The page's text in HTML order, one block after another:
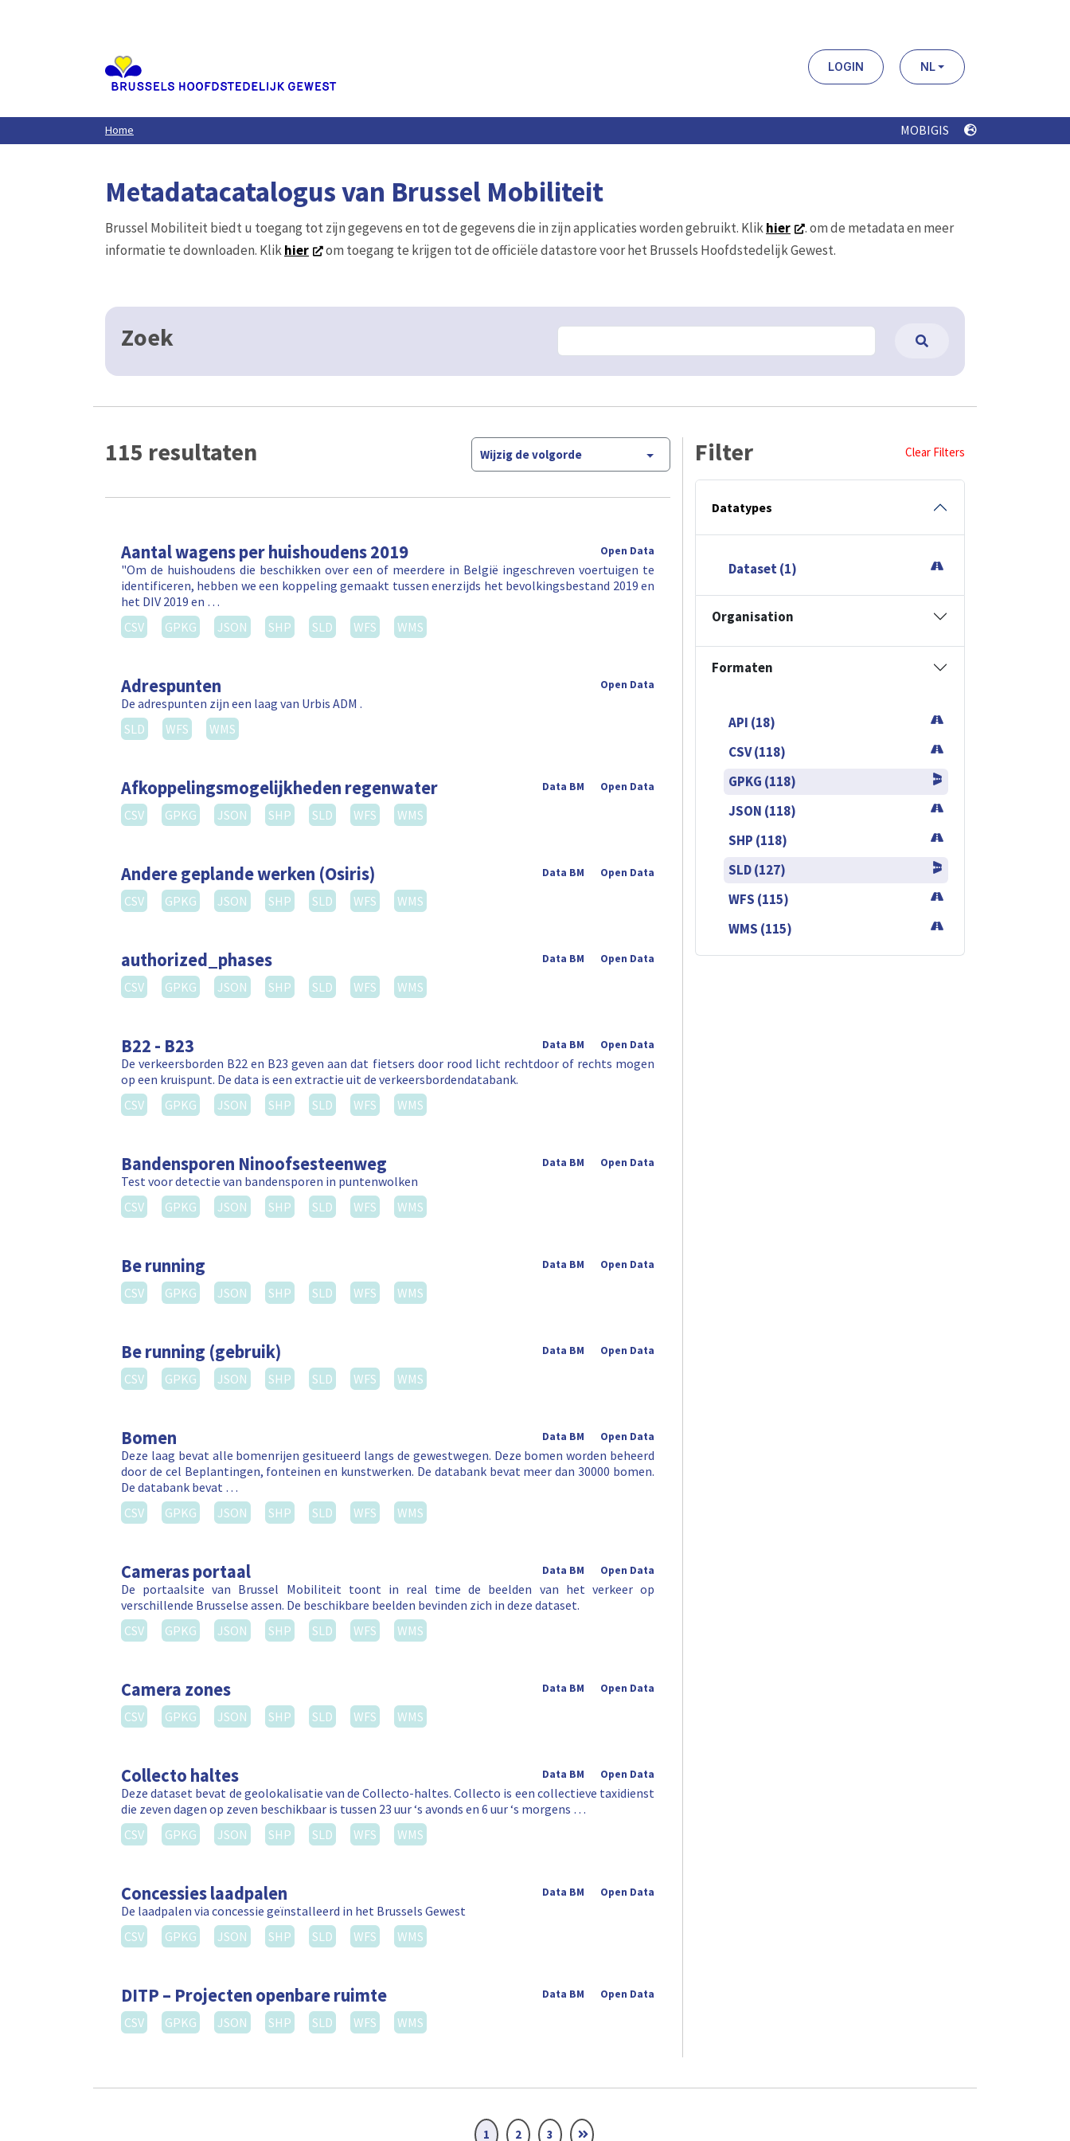
LOGIN NL
Home MOBIGIS
Metadatacatalogus van Brussel Mobiliteit
Brussel Mobiliteit biedt u toegang tot zijn gegevens en tot de gegevens die in zijn applicaties worden gebruikt. Klikhier
. om de metadata en meer
informatie te downloaden. Klikhier om toegang te krijgen tot de officiële datastore voor het Brussels Hoofdstedelijk Gewest.
Zoek
115 resultaten Wijzig de volgorde
Aantal wagens per huishoudens 2019 Open Data
"Om de huishoudens die beschikken over een of meerdere in België ingeschreven voertuigen te
identificeren, hebben we een koppeling gemaakt tussen enerzijds het bevolkingsbestand 2019 en
het DIV 2019 en …
CSV
GPKG JSON SHP SLD WFS WMS
Adrespunten Open Data
De adrespunten zijn een laag van Urbis ADM .
SLD
WFS WMS
Afkoppelingsmogelijkheden regenwater Open Data
Data BM
CSV GPKG JSON SHP SLD WFS WMS
Andere geplande werken (Osiris) Open Data
Data BM
CSV GPKG JSON SHP SLD WFS WMS
authorized_phases Open Data
Data BM
CSV GPKG JSON SHP SLD WFS WMS
B22 - B23 Open Data
Data BM
De verkeersborden B22 en B23 geven aan dat fietsers door rood licht rechtdoor of rechts mogen
op een kruispunt. De data is een extractie uit de verkeersbordendatabank.
CSV
GPKG JSON SHP SLD WFS WMS
Bandensporen Ninoofsesteenweg Open Data
Data BM
Test voor detectie van bandensporen in puntenwolken
CSV
GPKG JSON SHP SLD WFS WMS
Be running Open Data
Data BM
CSV GPKG JSON SHP SLD WFS WMS
Be running (gebruik) Open Data
Data BM
CSV GPKG JSON SHP SLD WFS WMS
Bomen Open Data
Data BM
Deze laag bevat alle bomenrijen gesitueerd langs de gewestwegen. Deze bomen worden beheerd
door de cel Beplantingen, fonteinen en kunstwerken. De databank bevat meer dan 30000 bomen.
De databank bevat …
CSV
GPKG JSON SHP SLD WFS WMS
Cameras portaal Open Data
Data BM
De portaalsite van Brussel Mobiliteit toont in real time de beelden van het verkeer op
verschillende Brusselse assen. De beschikbare beelden bevinden zich in deze dataset.
CSV
GPKG JSON SHP SLD WFS WMS
Camera zones Open Data
Data BM
CSV GPKG JSON SHP SLD WFS WMS
Collecto haltes Open Data
Data BM
Deze dataset bevat de geolokalisatie van de Collecto-haltes. Collecto is een collectieve taxidienst
die zeven dagen op zeven beschikbaar is tussen 23 uur ‘s avonds en 6 uur ‘s morgens …
CSV
GPKG JSON SHP SLD WFS WMS
Concessies laadpalen Open Data
Data BM
De laadpalen via concessie geïnstalleerd in het Brussels Gewest
CSV
GPKG JSON SHP SLD WFS WMS
DITP – Projecten openbare ruimte Open Data
Data BM
CSV GPKG JSON SHP SLD WFS WMS
Filter Clear Filters
Datatypes
Dataset (1)
Organisation
Formaten
API (18)
CSV (118)
GPKG (118)
JSON (118)
SHP (118)
SLD (127)
WFS (115)
WMS (115)
1 2 3